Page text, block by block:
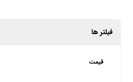
فیلتر ها
قیمت